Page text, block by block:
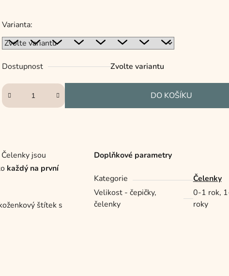
Varianta:
Dostupnost Zvolte variantu
DO KOŠÍKU
Čelenky jsou
každý na první
štítek s
Doplňkové parametry
Kategorie
Čelenky
Velikost - čepičky,
čelenky
0-1 rok,
roky